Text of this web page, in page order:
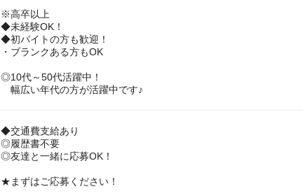
※高卒以上
◆未経験OK！
◆初バイトの方も歓迎！
・ブランクある方もOK
◎10代～50代活躍中！
幅広い年代の方が活躍中です♪
◆交通費支給あり
◎履歴書不要
◎友達と一緒に応募OK！
★まずはご応募ください！